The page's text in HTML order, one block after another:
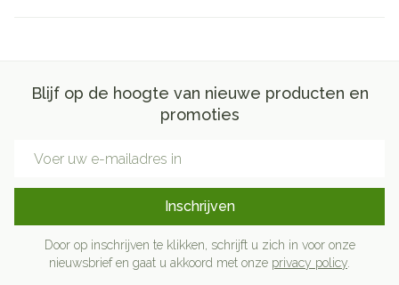
Blijf op de hoogte van nieuwe producten en
promoties
Inschrijven
Door op inschrijven te klikken, schrijft u zich in voor onze
nieuwsbrief en gaat u akkoord met onze privacy policy